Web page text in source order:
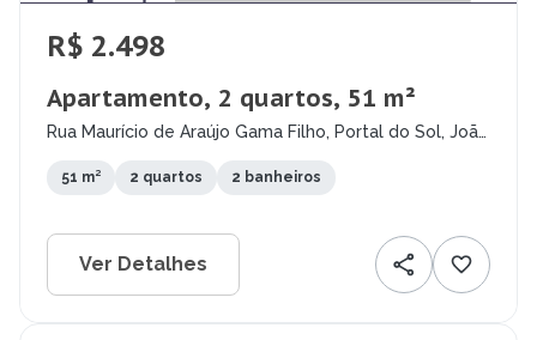
R$ 2.498
Apartamento, 2 quartos, 51 m²
Rua Maurício de Araújo Gama Filho, Portal do Sol, João
51 m² 2 quartos 2 banheiros
Ver Detalhes